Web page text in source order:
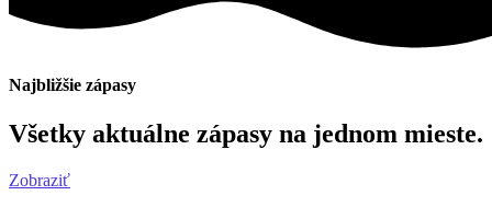
Najbližšie zápasy
Všetky aktuálne zápasy na jednom mieste.
Zobraziť